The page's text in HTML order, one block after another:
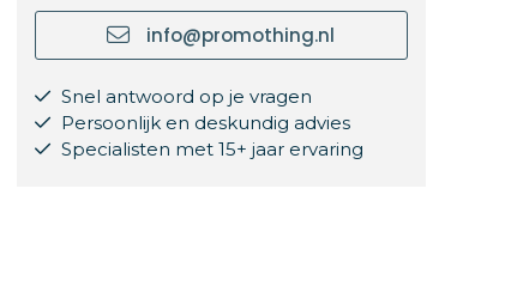
info@promothing.nl
Snel antwoord op je vragen
Persoonlijk en deskundig advies
Specialisten met 15+ jaar ervaring